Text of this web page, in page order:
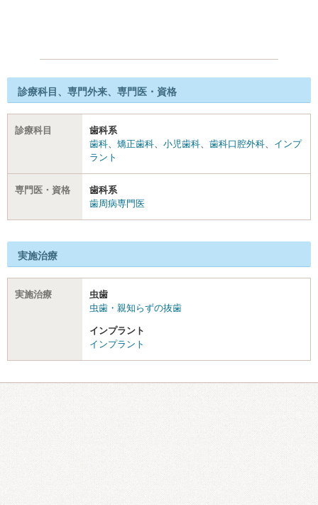
診療科目、専門外来、専門医・資格
診療科目
歯科系
歯科
矯正歯科 小児歯科 歯科口腔外科
インプ
ラント
専門医・資格
歯科系
歯周病専門医
実施治療
実施治療
虫歯
虫歯・親知らずの抜歯
インプラント
インプラント